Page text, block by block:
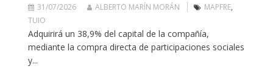
31/07/2026 ALBERTO MARÍN MORÁN MAPFRE,
TUIO
Adquirirá un 38,9% del capital de la compañía,
mediante la compra directa de participaciones sociales
y...